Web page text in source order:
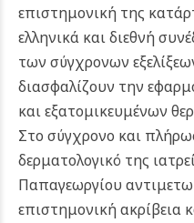
επιστημονική της
ελληνικά και διεθνή
των σύγχρονων
διασφαλίζουν την
και εξατομικευμένων
Στο σύγχρονο και
δερματολογικό της
Παπαγεωργίου
επιστημονική ακρίβεια